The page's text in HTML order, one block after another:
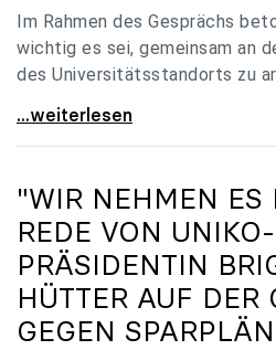
Im Rahmen des Gesprächs
wichtig es sei, gemeinsam an
des Universitätsstandorts zu
Holzleitner empfing uniko-
...weiterlesen
"WIR NEHMEN
REDE VON UNIKO-
PRÄSIDENTIN
HÜTTER AUF DER
EGEN SPARPLÄNE